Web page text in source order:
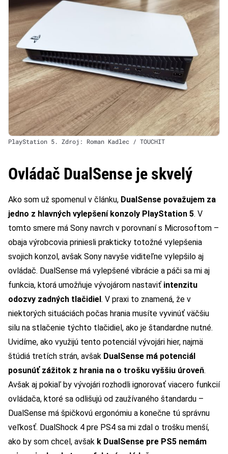
PlayStation 5. Zdroj: Roman Kadlec / TOUCHIT
Ovládač DualSense je skvelý
Ako som už spomenul v článku, DualSense považujem za
jedno z hlavných vylepšení konzoly PlayStation 5. V
tomto smere má Sony navrch v porovnaní s Microsoftom –
obaja výrobcovia priniesli prakticky totožné vylepšenia
svojich konzol, avšak Sony navyše viditeľne vylepšilo aj
ovládač. DualSense má vylepšené vibrácie a páči sa mi aj
funkcia, ktorá umožňuje vývojárom nastaviť intenzitu
odozvy zadných tlačidiel . V praxi to znamená, že v
niektorých situáciách počas hrania musíte vyvinúť väčšiu
silu na stlačenie týchto tlačidiel, ako je štandardne nutné.
Uvidíme, ako využijú tento potenciál vývojári hier, najmä
štúdiá tretích strán, avšak DualSense má potenciál
posunúť zážitok z hrania na o trošku vyššiu úroveň.
Avšak aj pokiaľ by vývojári rozhodli ignorovať viacero funkcií
ovládača, ktoré sa odlišujú od zaužívaného štandardu –
DualSense má špičkovú ergonómiu a konečne tú správnu
veľkosť. DualShock 4 pre PS4 sa mi zdal o trošku menší,
ako by som chcel, avšak k DualSense pre PS5 nemám